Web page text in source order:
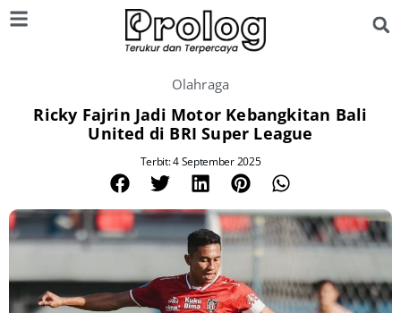
Olahraga
Ricky Fajrin Jadi Motor Kebangkitan Bali
United di BRI Super League
Terbit: 4 September 2025